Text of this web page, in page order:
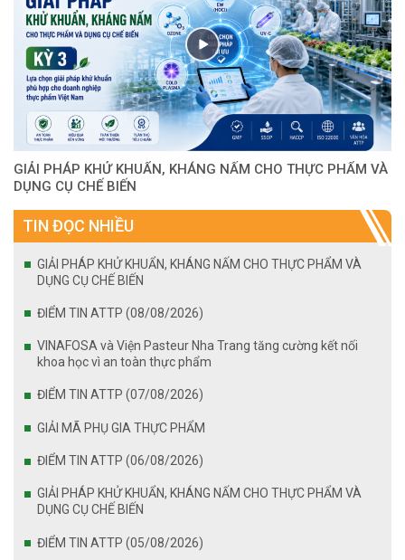
GIẢI PHÁP KHỬ KHUẨN, KHÁNG NẤM CHO THỰC PHẨM VÀ
DỤNG CỤ CHẾ BIẾN
TIN ĐỌC NHIỀU
GIẢI PHÁP KHỬ KHUẨN, KHÁNG NẤM CHO THỰC PHẨM VÀ
DỤNG CỤ CHẾ BIẾN
ĐIỂM TIN ATTP (08/08/2026)
VINAFOSA và Viện Pasteur Nha Trang tăng cường kết nối
khoa học vì an toàn thực phẩm
ĐIỂM TIN ATTP (07/08/2026)
GIẢI MÃ PHỤ GIA THỰC PHẨM
ĐIỂM TIN ATTP (06/08/2026)
GIẢI PHÁP KHỬ KHUẨN, KHÁNG NẤM CHO THỰC PHẨM VÀ
DỤNG CỤ CHẾ BIẾN
ĐIỂM TIN ATTP (05/08/2026)